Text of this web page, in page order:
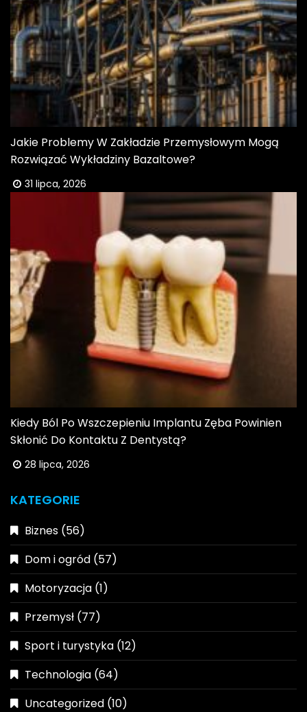
Jakie Problemy W Zakładzie Przemysłowym Mogą
Rozwiązać Wykładziny Bazaltowe?
31 lipca, 2026
Kiedy Ból Po Wszczepieniu Implantu Zęba Powinien
Skłonić Do Kontaktu Z Dentystą?
28 lipca, 2026
KATEGORIE
Biznes (56)
Dom i ogród (57)
Motoryzacja (1)
Przemysł (77)
Sport i turystyka (12)
Technologia (64)
Uncategorized (10)